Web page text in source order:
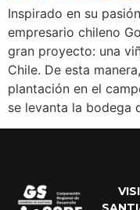
Inspirado en su
empresario chileno
gran proyecto: una
Chile. De esta
plantación en el
se levanta la bodega